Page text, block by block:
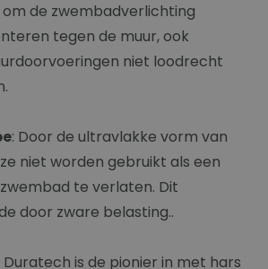
de zwembadverlichting
tegen de muur, ook
niet loodrecht
: Door de ultravlakke vorm van
niet worden gebruikt als een
te verlaten. Dit
door zware belasting..
Duratech is de pionier in met hars